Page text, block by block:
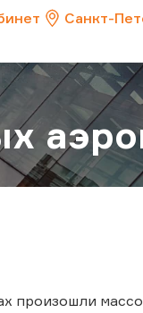
Санкт-
произошли